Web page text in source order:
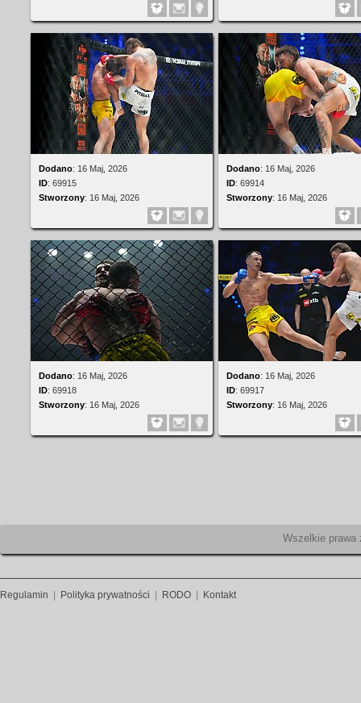
Dodano: 16 Maj, 2026
ID: 69914
Stworzony: 16 Maj, 2026
Dodano: 16 Maj, 2026
ID: 69915
Stworzony: 16 Maj, 2026
Dodano: 16 Maj, 2026
ID: 69917
Stworzony: 16 Maj, 2026
Dodano: 16 Maj, 2026
ID: 69918
Stworzony: 16 Maj, 2026
Regulamin Polityka prywatności RODO Kontakt